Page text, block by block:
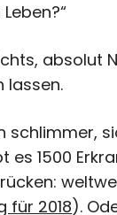
absolut
lassen.
schlimmer,
es 1500
für 2018).